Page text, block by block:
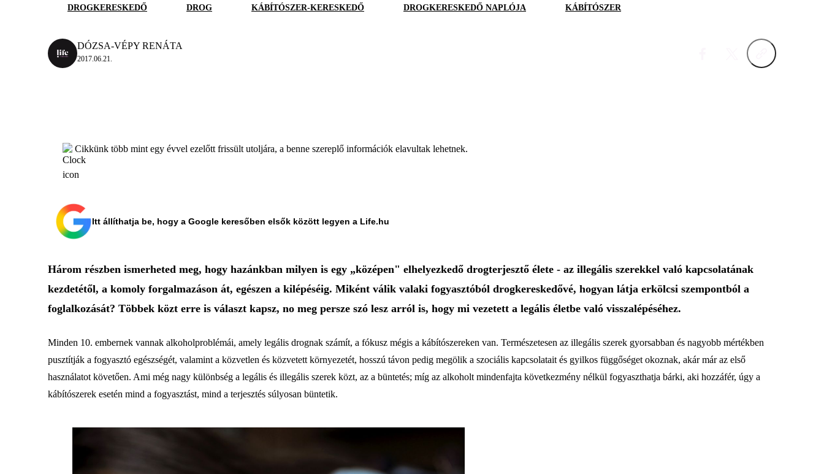
DROGKERESKEDŐ DROG KÁBÍTÓSZER-KERESKEDŐ DROGKERESKEDŐ NAPLÓJA KÁBÍTÓSZER
DÓZSA-VÉPY RENÁTA
2017.06.21.
Cikkünk több mint egy évvel ezelőtt frissült utoljára, a benne szereplő információk elavultak lehetnek.
Itt állíthatja be, hogy a Google keresőben elsők között legyen a Life.hu
Három részben ismerheted meg, hogy hazánkban milyen is egy „középen" elhelyezkedő drogterjesztő élete - az illegális szerekkel való kapcsolatának
kezdetétől, a komoly forgalmazáson át, egészen a kilépéséig. Miként válik valaki fogyasztóból drogkereskedővé, hogyan látja erkölcsi szempontból a
foglalkozását? Többek közt erre is választ kapsz, no meg persze szó lesz arról is, hogy mi vezetett a legális életbe való visszalépéséhez.
Minden 10. embernek vannak alkoholproblémái, amely legális drognak számít, a fókusz mégis a kábítószereken van. Természetesen az illegális szerek gyorsabban és nagyobb mértékben
pusztítják a fogyasztó egészségét, valamint a közvetlen és közvetett környezetét, hosszú távon pedig megölik a szociális kapcsolatait és gyilkos függőséget okoznak, akár már az első
használatot követően. Ami még nagy különbség a legális és illegális szerek közt, az a büntetés; míg az alkoholt mindenfajta következmény nélkül fogyaszthatja bárki, aki hozzáfér, úgy a
kábítószerek esetén mind a fogyasztást, mind a terjesztés súlyosan büntetik.